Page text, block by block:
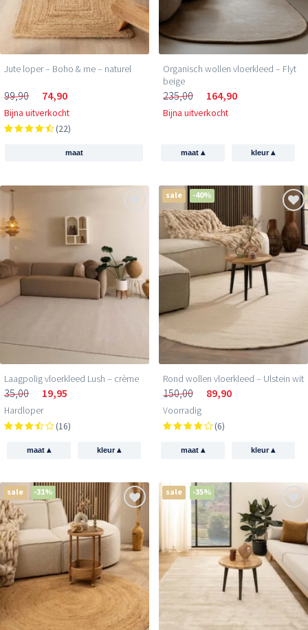
Jute loper – Boho & me – naturel
99,90 74,90
Bijna uitverkocht
(22)
maat
Organisch wollen vloerkleed – Flyt
beige
235,00 164,90
Bijna uitverkocht
maat ▴ kleur▴
Laagpolig vloerkleed Lush – crème
35,00 19,95
Hardloper
(16)
maat ▴ kleur▴
sale -40%
Rond wollen vloerkleed – Ulstein wit
150,00 89,90
Voorradig
(6)
maat ▴ kleur▴
sale -31% sale -35%